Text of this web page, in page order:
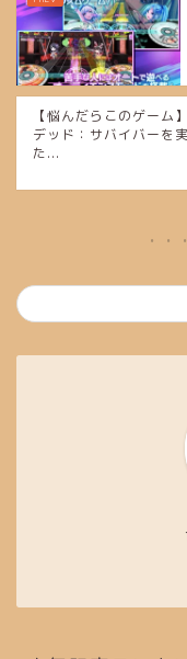
【悩んだらこのゲーム
デッド：サバイバーを
た...